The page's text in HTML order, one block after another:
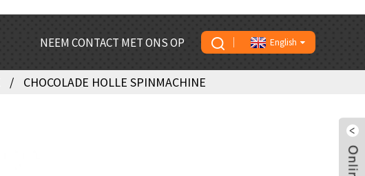
NEEM CONTACT MET ONS OP English
CHOCOLADE HOLLE SPINMACHINE